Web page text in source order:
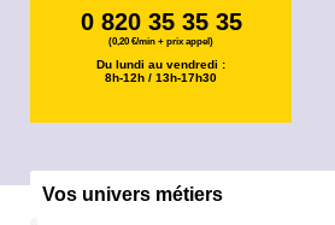
0 820 35 35 35
(0,20 €/min + prix appel)
Du lundi au vendredi :
8h-12h / 13h-17h30
Vos univers métiers